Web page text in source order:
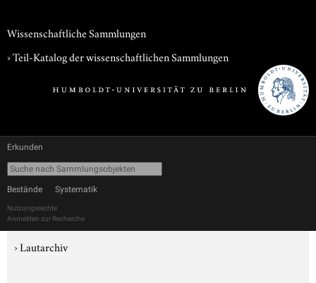
Wissenschaftliche Sammlungen
› Teil-Katalog der wissenschaftlichen Sammlungen
Erkunden
Bestände Systematik
Nutzungsrechte
Anmelden zur Recherche
›Lautarchiv